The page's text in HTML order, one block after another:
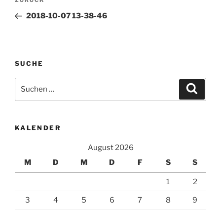
Beitrag
2018-10-07 13-38-46
SUCHE
nach:
KALENDER
August 2026
M
D M D F S S
1 2
3 4 5 6 7 8 9